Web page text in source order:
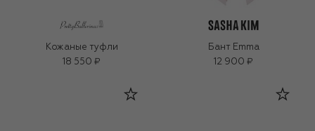
Кожаные туфли
18 550 ₽
Бант Emma
12 900 ₽